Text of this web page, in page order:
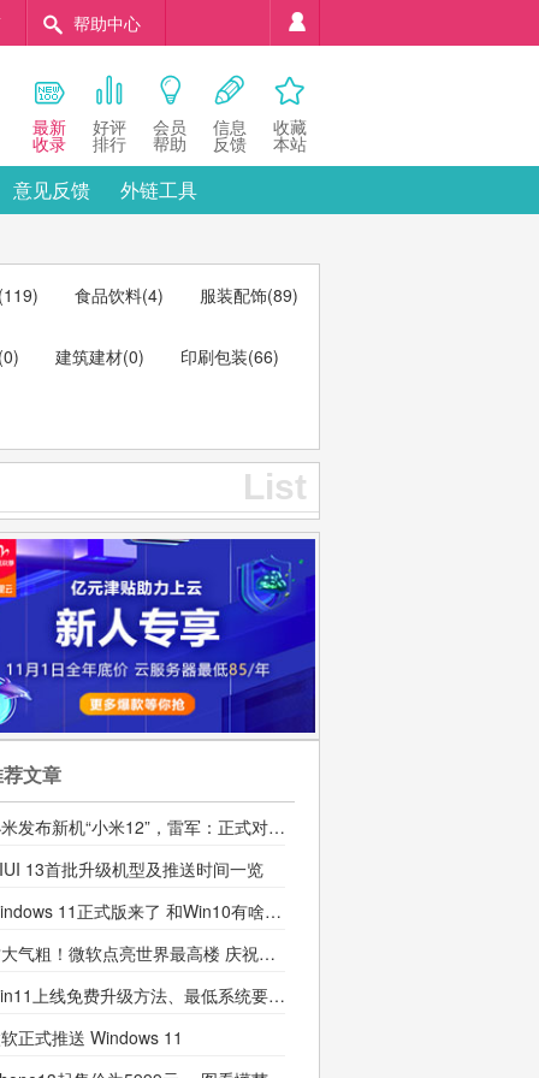
帮助中心
最新
收录
好评
排行
会员
帮助
信息
反馈
收藏
本站
意见反馈 外链工具
食品饮料(4) 服装配饰(89)
建筑建材(0) 印刷包装(66)
List
文章
小米发布新机“小米12”，雷军：正式对标苹果
13首批升级机型及推送时间一览
Windows 11正式版来了 和Win10有啥区别？值得升吗？
财大气粗！微软点亮世界最高楼 庆祝Win11发布
Win11上线免费升级方法、最低系统要求公布
正式推送 Windows 11